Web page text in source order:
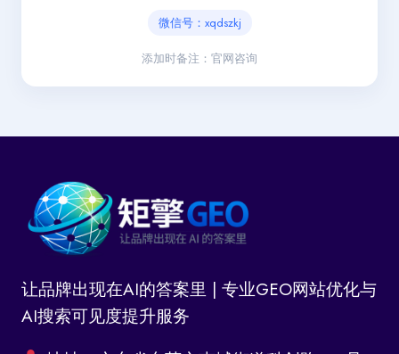
微信号：xqdszkj
添加时备注：官网咨询
让品牌出现在AI的答案里 | 专业GEO网站优化与
AI搜索可见度提升服务